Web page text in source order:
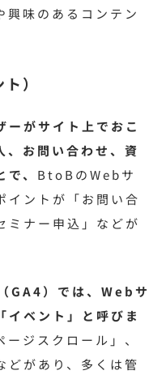
興味のあるコンテン
）
ーがサイト上でおこ
、お問い合わせ、資
、 BtoBのWebサ
イントが「お問い合
ミナー申込」などが
GA4）では、Webサ
イベント」と呼びま
ージスクロール」、
どがあり、多くは管